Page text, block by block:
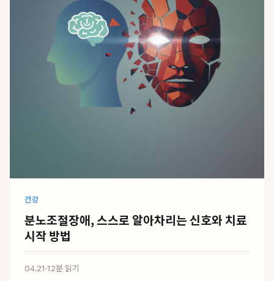
건강
분노조절장애, 스스로 알아차리는 신호와 치료
시작 방법
04.21·12분 읽기